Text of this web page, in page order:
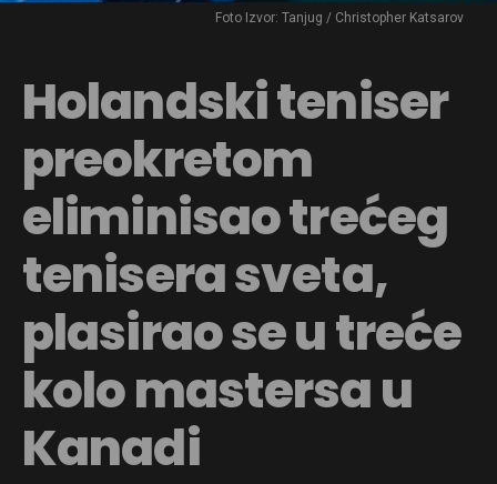
Foto Izvor: Tanjug / Christopher Katsarov
Holandski teniser
preokretom
eliminisao trećeg
tenisera sveta,
plasirao se u treće
kolo mastersa u
Kanadi